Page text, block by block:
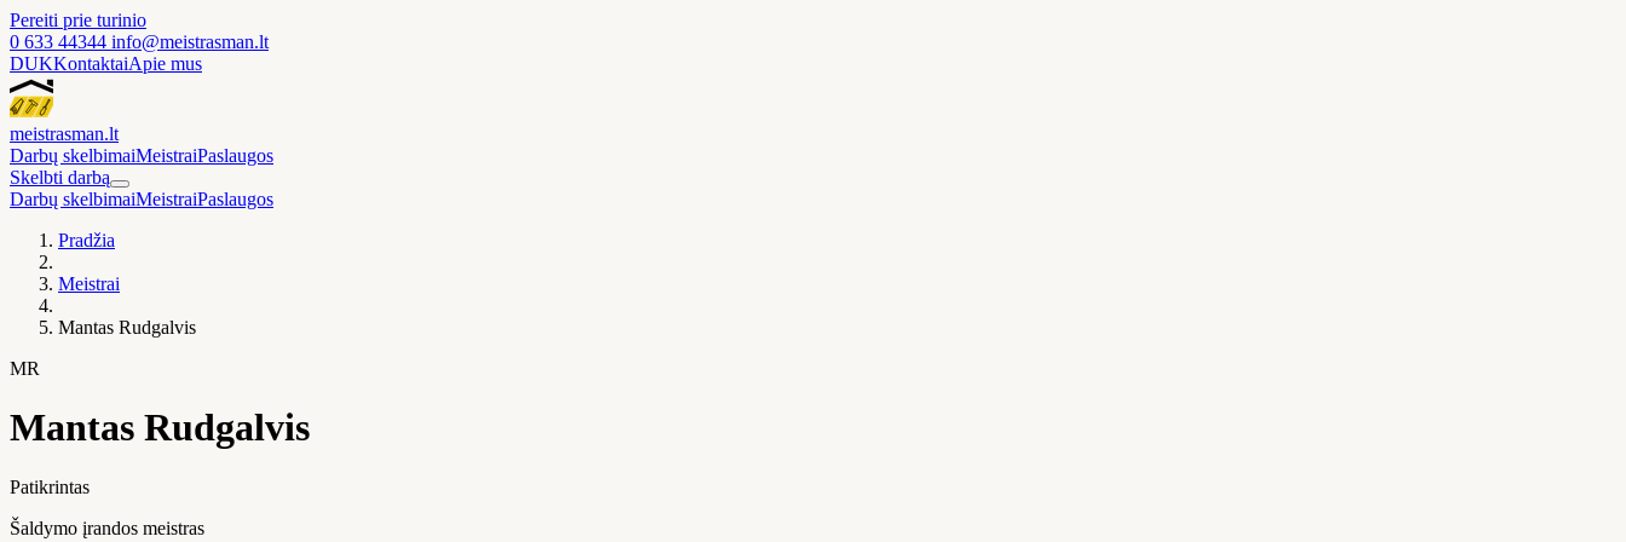
Pereiti prie turinio
0 633 44344 info@meistrasman.lt
DUKKontaktaiApie mus
meistrasman.lt
Darbų skelbimaiMeistraiPaslaugos
Skelbti darbą
Darbų skelbimaiMeistraiPaslaugos
Pradžia
Meistrai
Mantas Rudgalvis
MR
Mantas Rudgalvis
Patikrintas
Šaldymo įrandos meistras